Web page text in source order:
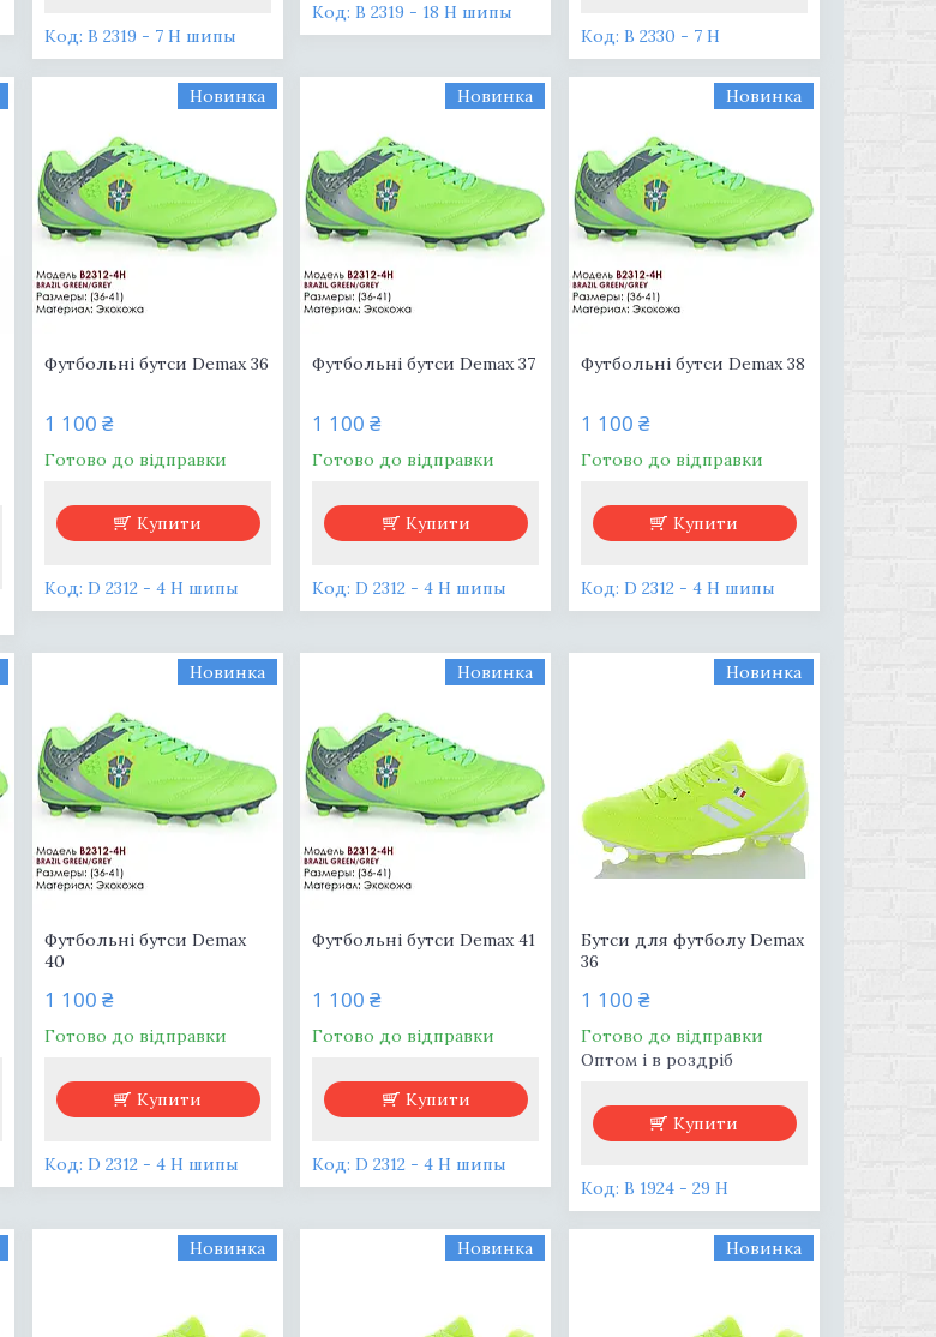
B 2319 - 7 H шипы
B 2319 - 18 H шипы
В 2330 - 7 H
Новинка
Футбольні бутси Demax 36
1 100 ₴
Готово до відправки
Купити
D 2312 - 4 H шипы
Новинка
Футбольні бутси Demax 37
1 100 ₴
Готово до відправки
Купити
D 2312 - 4 H шипы
Новинка
Футбольні бутси Demax 38
1 100 ₴
Готово до відправки
Купити
D 2312 - 4 H шипы
Новинка
Футбольні бутси Demax
40
1 100 ₴
Готово до відправки
Купити
D 2312 - 4 H шипы
Новинка
Футбольні бутси Demax 41
1 100 ₴
Готово до відправки
Купити
D 2312 - 4 H шипы
Новинка
Бутси для футболу Demax
36
1 100 ₴
Готово до відправки
Оптом і в роздріб
Купити
В 1924 - 29 H
Новинка Новинка Новинка